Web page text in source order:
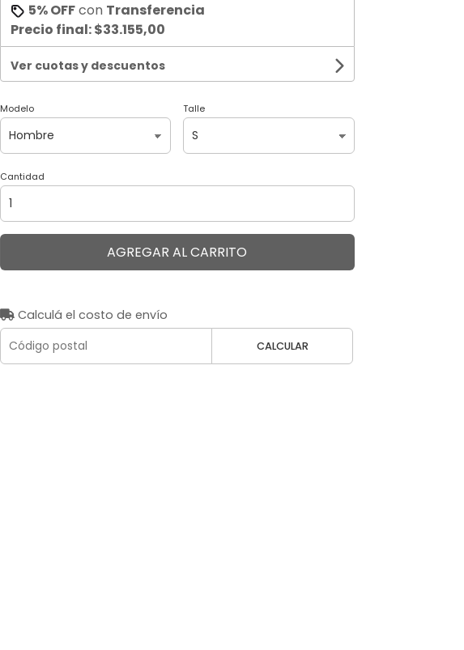
5% OFFcon Transferencia
Precio final:$33.155,00
Ver cuotas y descuentos
Modelo Talle
Cantidad
AGREGAR AL CARRITO
Calculá el costo de envío
CALCULAR